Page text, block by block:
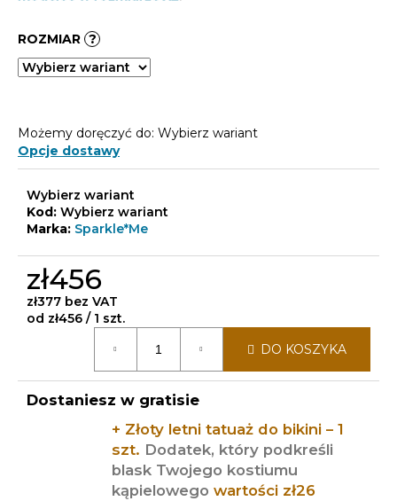
ROZMIAR ?
Możemy doręczyć do: Wybierz wariant
Opcje dostawy
Wybierz wariant
Kod: Wybierz wariant
Marka: Sparkle*Me
zł456
zł377 bez VAT
Cena
od zł456 / 1 szt.
DO KOSZYKA
Dostaniesz w gratisie
+ Złoty letni tatuaż do bikini – 1
szt. Dodatek, który podkreśli
blask Twojego kostiumu
kąpielowego wartości zł26